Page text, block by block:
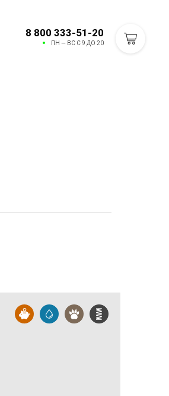
8 800 333-51-20
ПН — ВС С 9 ДО 20